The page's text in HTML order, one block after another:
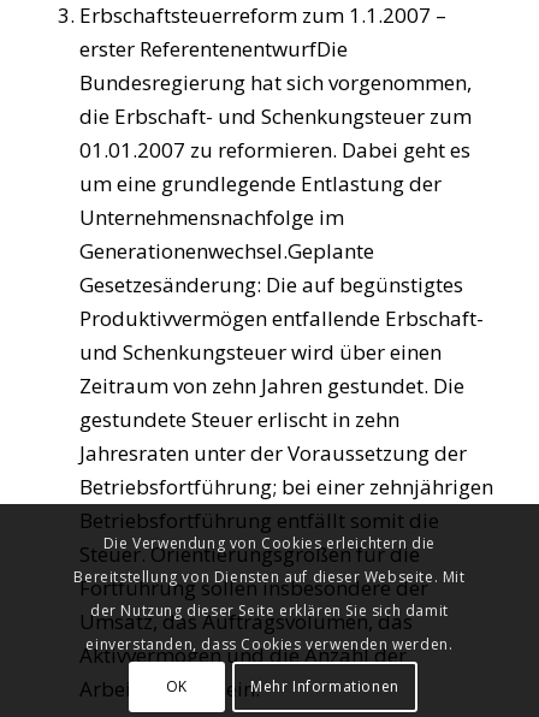
Erbschaftsteuerreform zum 1.1.2007 –
erster ReferentenentwurfDie
Bundesregierung hat sich vorgenommen,
die Erbschaft- und Schenkungsteuer zum
01.01.2007 zu reformieren. Dabei geht es
um eine grundlegende Entlastung der
Unternehmensnachfolge im
Generationenwechsel.Geplante
Gesetzesänderung: Die auf begünstigtes
Produktivvermögen entfallende Erbschaft-
und Schenkungsteuer wird über einen
Zeitraum von zehn Jahren gestundet. Die
gestundete Steuer erlischt in zehn
Jahresraten unter der Voraussetzung der
Betriebsfortführung; bei einer zehnjährigen
Betriebsfortführung entfällt somit die
Steuer. Orientierungsgrößen für die
Fortführung sollen insbesondere der
Umsatz, das Auftragsvolumen, das
Aktivvermögen und die Anzahl der
Arbeitnehmer sein.
Die Verwendung von Cookies erleichtern die
Bereitstellung von Diensten auf dieser Webseite. Mit
der Nutzung dieser Seite erklären Sie sich damit
einverstanden, dass Cookies verwenden werden.
OK Mehr Informationen